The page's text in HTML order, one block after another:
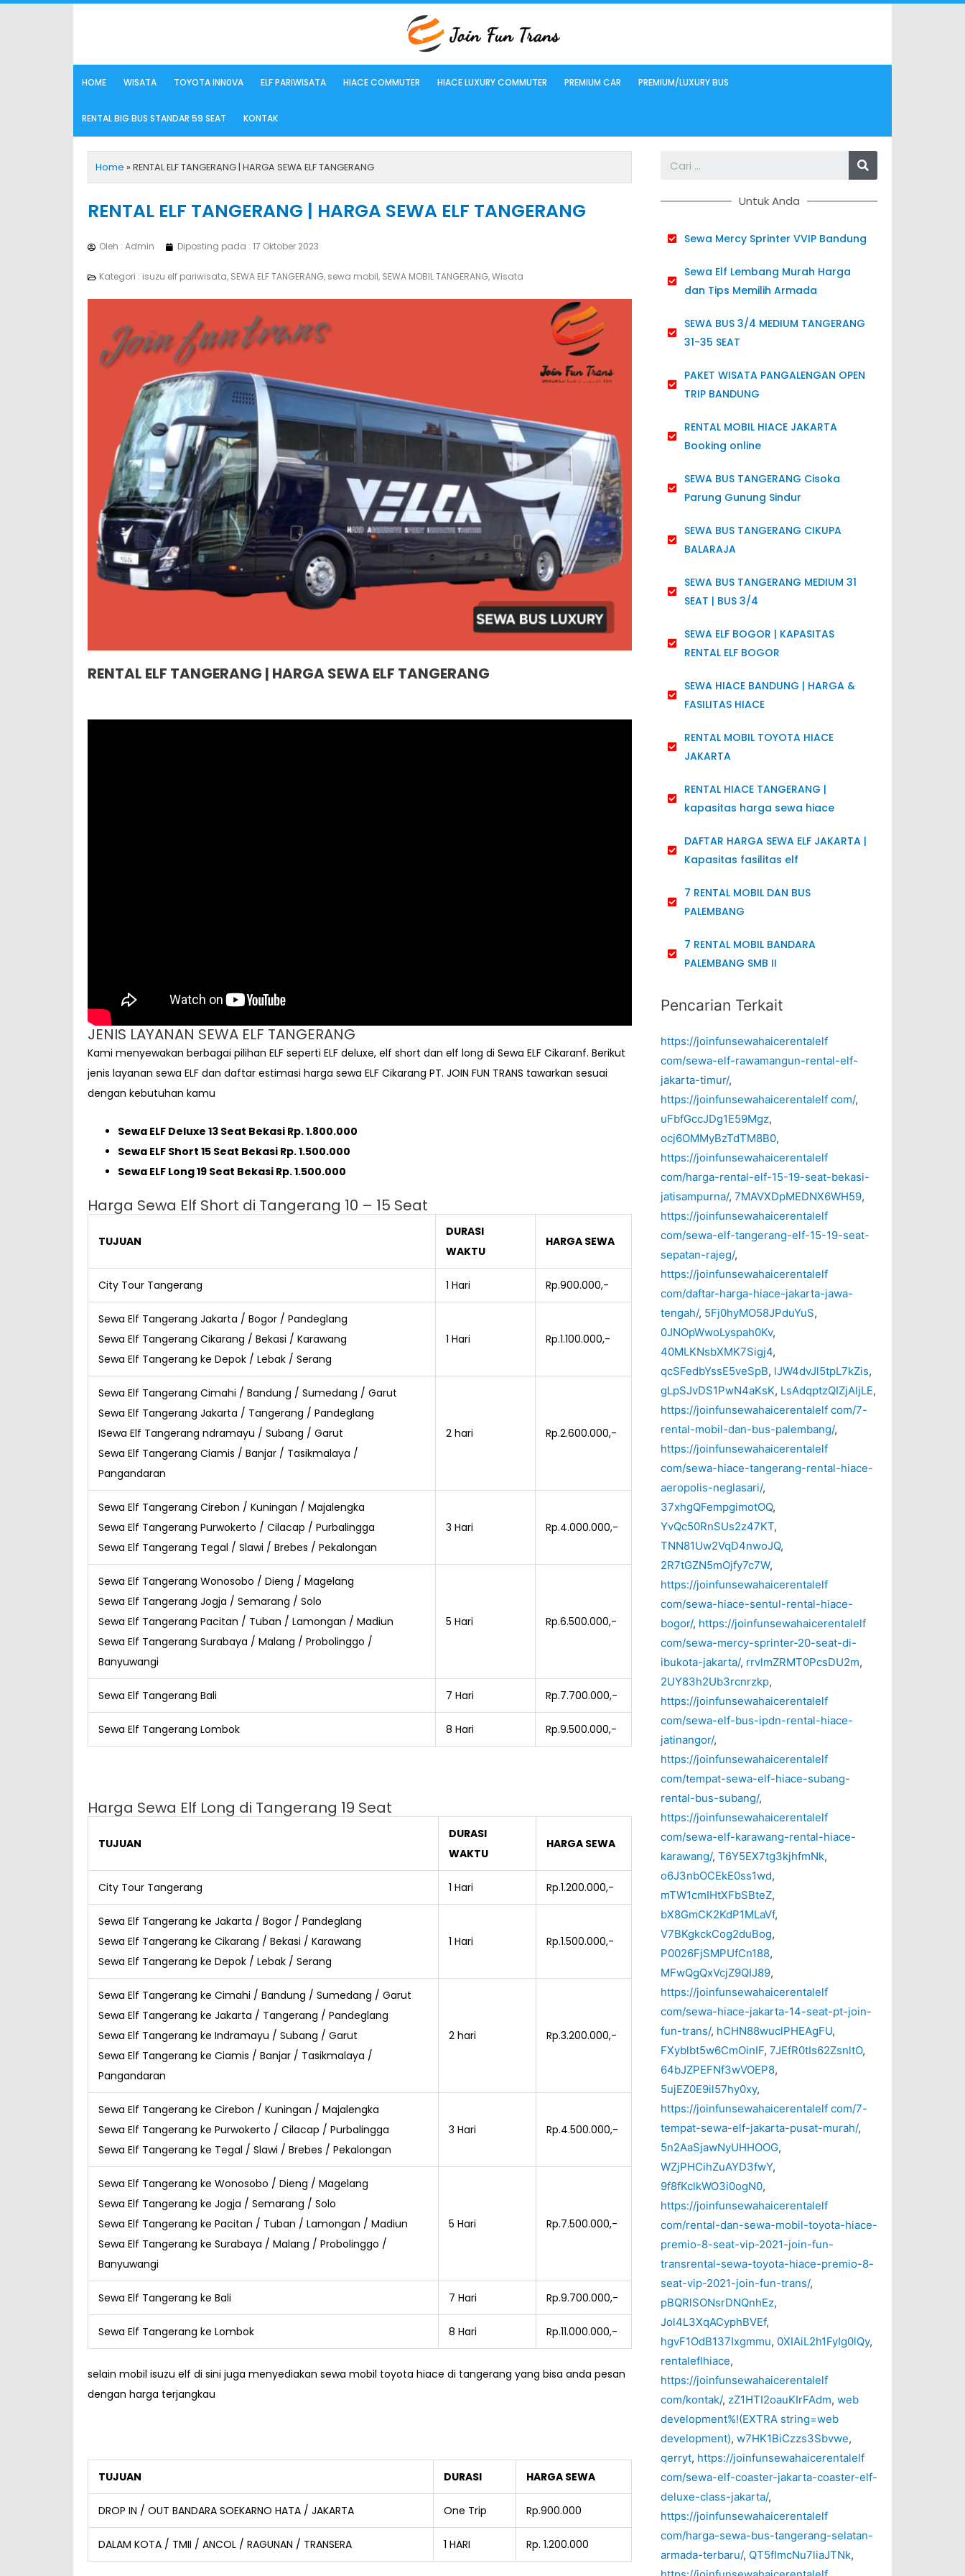
HOME WISATA TOYOTA INN0VA ELF PARIWISATA HIACE COMMUTER HIACE LUXURY COMMUTER PREMIUM CAR PREMIUM/LUXURY BUS
RENTAL BIG BUS STANDAR 59 SEAT KONTAK
Home » RENTAL ELF TANGERANG | HARGA SEWA ELF TANGERANG
RENTAL ELF TANGERANG | HARGA SEWA ELF TANGERANG
Oleh : Admin Diposting pada : 17 Oktober 2023
Kategori : isuzu elf pariwisata, SEWA ELF TANGERANG, sewa mobil, SEWA MOBIL TANGERANG,Wisata
RENTAL ELF TANGERANG | HARGA SEWA ELF TANGERANG
JENIS LAYANAN SEWA ELF TANGERANG
Kami menyewakan berbagai pilihan ELF seperti ELF deluxe, elf short dan elf long di Sewa ELF Cikaranf. Berikut
jenis layanan sewa ELF dan daftar estimasi harga sewa ELF Cikarang PT. JOIN FUN TRANS tawarkan sesuai
dengan kebutuhan kamu
Sewa ELF Deluxe 13 Seat Bekasi Rp. 1.800.000
Sewa ELF Short 15 Seat Bekasi Rp. 1.500.000
Sewa ELF Long 19 Seat Bekasi Rp. 1.500.000
Harga Sewa Elf Short di Tangerang 10 – 15 Seat
TUJUAN
DURASI
WAKTU
HARGA SEWA
City Tour Tangerang 1 Hari Rp.900.000,-
Sewa Elf Tangerang Jakarta / Bogor / Pandeglang
Sewa Elf Tangerang Cikarang / Bekasi / Karawang
Sewa Elf Tangerang ke Depok / Lebak / Serang
1 Hari Rp.1.100.000,-
Sewa Elf Tangerang Cimahi / Bandung / Sumedang / Garut
Sewa Elf Tangerang Jakarta / Tangerang / Pandeglang
ISewa Elf Tangerang ndramayu / Subang / Garut
Sewa Elf Tangerang Ciamis / Banjar / Tasikmalaya /
Pangandaran
2 hari Rp.2.600.000,-
Sewa Elf Tangerang Cirebon / Kuningan / Majalengka
Sewa Elf Tangerang Purwokerto / Cilacap / Purbalingga
Sewa Elf Tangerang Tegal / Slawi / Brebes / Pekalongan
3 Hari Rp.4.000.000,-
Sewa Elf Tangerang Wonosobo / Dieng / Magelang
Sewa Elf Tangerang Jogja / Semarang / Solo
Sewa Elf Tangerang Pacitan / Tuban / Lamongan / Madiun
Sewa Elf Tangerang Surabaya / Malang / Probolinggo /
Banyuwangi
5 Hari Rp.6.500.000,-
Sewa Elf Tangerang Bali 7 Hari Rp.7.700.000,-
Sewa Elf Tangerang Lombok 8 Hari Rp.9.500.000,-
Harga Sewa Elf Long di Tangerang 19 Seat
TUJUAN
DURASI
WAKTU
HARGA SEWA
City Tour Tangerang 1 Hari Rp.1.200.000,-
Sewa Elf Tangerang ke Jakarta / Bogor / Pandeglang
Sewa Elf Tangerang ke Cikarang / Bekasi / Karawang
Sewa Elf Tangerang ke Depok / Lebak / Serang
1 Hari Rp.1.500.000,-
Sewa Elf Tangerang ke Cimahi / Bandung / Sumedang / Garut
Sewa Elf Tangerang ke Jakarta / Tangerang / Pandeglang
Sewa Elf Tangerang ke Indramayu / Subang / Garut
Sewa Elf Tangerang ke Ciamis / Banjar / Tasikmalaya /
Pangandaran
2 hari Rp.3.200.000,-
Sewa Elf Tangerang ke Cirebon / Kuningan / Majalengka
Sewa Elf Tangerang ke Purwokerto / Cilacap / Purbalingga
Sewa Elf Tangerang ke Tegal / Slawi / Brebes / Pekalongan
3 Hari Rp.4.500.000,-
Sewa Elf Tangerang ke Wonosobo / Dieng / Magelang
Sewa Elf Tangerang ke Jogja / Semarang / Solo
Sewa Elf Tangerang ke Pacitan / Tuban / Lamongan / Madiun
Sewa Elf Tangerang ke Surabaya / Malang / Probolinggo /
Banyuwangi
5 Hari Rp.7.500.000,-
Sewa Elf Tangerang ke Bali 7 Hari Rp.9.700.000,-
Sewa Elf Tangerang ke Lombok 8 Hari Rp.11.000.000,-
selain mobil isuzu elf di sini juga menyediakan sewa mobil toyota hiace di tangerang yang bisa anda pesan
dengan harga terjangkau
TUJUAN DURASI HARGA SEWA
DROP IN / OUT BANDARA SOEKARNO HATA / JAKARTA One Trip Rp.900.000
DALAM KOTA / TMII / ANCOL / RAGUNAN / TRANSERA 1 HARI Rp. 1.200.000
Search
Untuk Anda
Sewa Mercy Sprinter VVIP Bandung
Sewa Elf Lembang Murah Harga
dan Tips Memilih Armada
SEWA BUS 3/4 MEDIUM TANGERANG
31-35 SEAT
PAKET WISATA PANGALENGAN OPEN
TRIP BANDUNG
RENTAL MOBIL HIACE JAKARTA
Booking online
SEWA BUS TANGERANG Cisoka
Parung Gunung Sindur
SEWA BUS TANGERANG CIKUPA
BALARAJA
SEWA BUS TANGERANG MEDIUM 31
SEAT | BUS 3/4
SEWA ELF BOGOR | KAPASITAS
RENTAL ELF BOGOR
SEWA HIACE BANDUNG | HARGA &
FASILITAS HIACE
RENTAL MOBIL TOYOTA HIACE
JAKARTA
RENTAL HIACE TANGERANG |
kapasitas harga sewa hiace
DAFTAR HARGA SEWA ELF JAKARTA |
Kapasitas fasilitas elf
7 RENTAL MOBIL DAN BUS
PALEMBANG
7 RENTAL MOBIL BANDARA
PALEMBANG SMB II
Pencarian Terkait
https://joinfunsewahaicerentalelf
com/sewa-elf-rawamangun-rental-elf-
jakarta-timur/,
https://joinfunsewahaicerentalelf com/,
uFbfGccJDg1E59Mgz,
ocj6OMMyBzTdTM8B0,
https://joinfunsewahaicerentalelf
com/harga-rental-elf-15-19-seat-bekasi-
jatisampurna/, 7MAVXDpMEDNX6WH59,
https://joinfunsewahaicerentalelf
com/sewa-elf-tangerang-elf-15-19-seat-
sepatan-rajeg/,
https://joinfunsewahaicerentalelf
com/daftar-harga-hiace-jakarta-jawa-
tengah/, 5Fj0hyMO58JPduYuS,
0JNOpWwoLyspah0Kv,
40MLKNsbXMK7Sigj4,
qcSFedbYssE5veSpB, lJW4dvJl5tpL7kZis,
gLpSJvDS1PwN4aKsK, LsAdqptzQIZjAljLE,
https://joinfunsewahaicerentalelf com/7-
rental-mobil-dan-bus-palembang/,
https://joinfunsewahaicerentalelf
com/sewa-hiace-tangerang-rental-hiace-
aeropolis-neglasari/,
37xhgQFempgimotOQ,
YvQc50RnSUs2z47KT,
TNN81Uw2VqD4nwoJQ,
2R7tGZN5mOjfy7c7W,
https://joinfunsewahaicerentalelf
com/sewa-hiace-sentul-rental-hiace-
bogor/, https://joinfunsewahaicerentalelf
com/sewa-mercy-sprinter-20-seat-di-
ibukota-jakarta/, rrvlmZRMT0PcsDU2m,
2UY83h2Ub3rcnrzkp,
https://joinfunsewahaicerentalelf
com/sewa-elf-bus-ipdn-rental-hiace-
jatinangor/,
https://joinfunsewahaicerentalelf
com/tempat-sewa-elf-hiace-subang-
rental-bus-subang/,
https://joinfunsewahaicerentalelf
com/sewa-elf-karawang-rental-hiace-
karawang/, T6Y5EX7tg3kjhfmNk,
o6J3nbOCEkE0ss1wd,
mTW1cmIHtXFbSBteZ,
bX8GmCK2KdP1MLaVf,
V7BKgkckCog2duBog,
P0026FjSMPUfCn188,
MFwQgQxVcjZ9QIJ89,
https://joinfunsewahaicerentalelf
com/sewa-hiace-jakarta-14-seat-pt-join-
fun-trans/, hCHN88wuclPHEAgFU,
FXyblbt5w6CmOinIF, 7JEfR0tIs62ZsnltO,
64bJZPEFNf3wVOEP8,
5ujEZ0E9il57hy0xy,
https://joinfunsewahaicerentalelf com/7-
tempat-sewa-elf-jakarta-pusat-murah/,
5n2AaSjawNyUHHOOG,
WZjPHCihZuAYD3fwY,
9f8fKclkWO3i0ogN0,
https://joinfunsewahaicerentalelf
com/rental-dan-sewa-mobil-toyota-hiace-
premio-8-seat-vip-2021-join-fun-
transrental-sewa-toyota-hiace-premio-8-
seat-vip-2021-join-fun-trans/,
pBQRlSONsrDNQnhEz,
Jol4L3XqACyphBVEf,
hgvF1OdB137Ixgmmu, 0XIAiL2h1FyIg0lQy,
rentaleflhiace,
https://joinfunsewahaicerentalelf
com/kontak/, zZ1HTI2oauKIrFAdm, web
development%!(EXTRA string=web
development), w7HK1BiCzzs3Sbvwe,
qerryt, https://joinfunsewahaicerentalelf
com/sewa-elf-coaster-jakarta-coaster-elf-
deluxe-class-jakarta/,
https://joinfunsewahaicerentalelf
com/harga-sewa-bus-tangerang-selatan-
armada-terbaru/, QT5fImcNu7liaJTNk,